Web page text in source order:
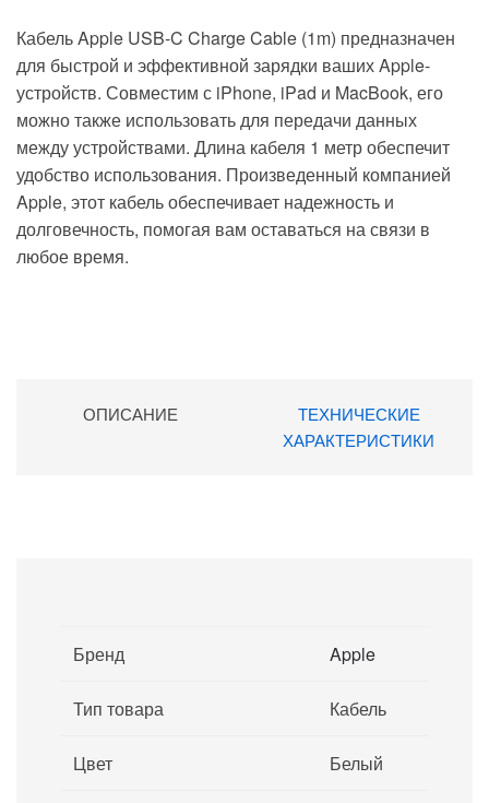
Кабель Apple USB-C Charge Cable (1m) предназначен
для быстрой и эффективной зарядки ваших Apple-
устройств. Совместим с iPhone, iPad и MacBook, его
можно также использовать для передачи данных
между устройствами. Длина кабеля 1 метр обеспечит
удобство использования. Произведенный компанией
Apple, этот кабель обеспечивает надежность и
долговечность, помогая вам оставаться на связи в
любое время.
ОПИСАНИЕ
ТЕХНИЧЕСКИЕ
ХАРАКТЕРИСТИКИ
Бренд Apple
Тип товара Кабель
Цвет Белый